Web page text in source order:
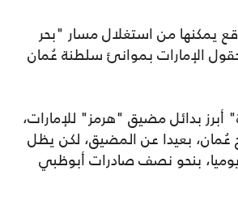
يمكنها من استغلال مسار "بحر
الإمارات بموانئ سلطنة عُمان
بدائل مضيق "هرمز" للإمارات،
عُمان، بعيدا عن المضيق، لكن يظل
بين 1.5 إلى 1.8 مليون برميل يوميا، بنحو نصف صادرات أبوظبي